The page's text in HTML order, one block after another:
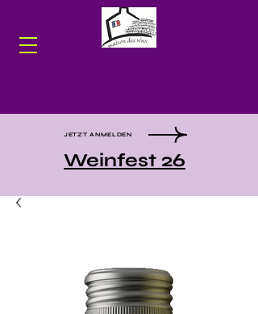
JETZT ANMELDEN
Weinfest 26